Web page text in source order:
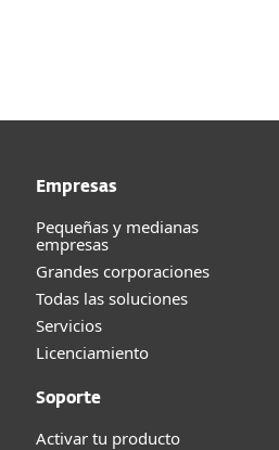
Empresas
Pequeñas y medianas
empresas
Grandes corporaciones
Todas las soluciones
Servicios
Licenciamiento
Soporte
Activar tu producto